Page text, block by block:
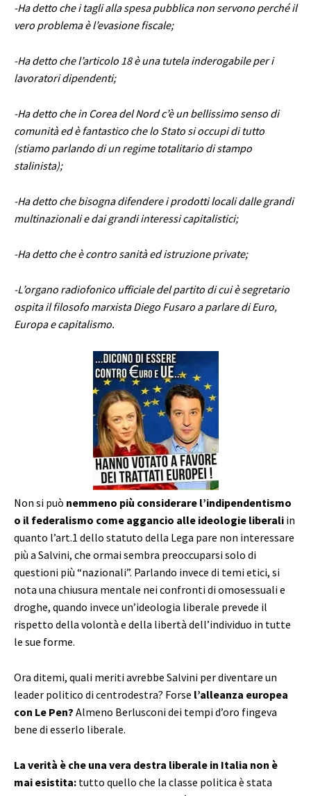
-Ha detto che i tagli alla spesa pubblica non servono perché il
vero problema è l’evasione fiscale;
-Ha detto che l’articolo 18 è una tutela inderogabile per i
lavoratori dipendenti;
-Ha detto che in Corea del Nord c’è un bellissimo senso di
comunità ed è fantastico che lo Stato si occupi di tutto
(stiamo parlando di un regime totalitario di stampo
stalinista);
-Ha detto che bisogna difendere i prodotti locali dalle grandi
multinazionali e dai grandi interessi capitalistici;
-Ha detto che è contro sanità ed istruzione private;
-L’organo radiofonico ufficiale del partito di cui è segretario
ospita il filosofo marxista Diego Fusaro a parlare di Euro,
Europa e capitalismo.
Non si può nemmeno più considerare l’indipendentismo
o il federalismo come aggancio alle ideologie liberali in
quanto l’art.1 dello statuto della Lega pare non interessare
più a Salvini, che ormai sembra preoccuparsi solo di
questioni più “nazionali”. Parlando invece di temi etici, si
nota una chiusura mentale nei confronti di omosessuali e
droghe, quando invece un’ideologia liberale prevede il
rispetto della volontà e della libertà dell’individuo in tutte
le sue forme.
Ora ditemi, quali meriti avrebbe Salvini per diventare un
leader politico di centrodestra? Forse l’alleanza europea
con Le Pen? Almeno Berlusconi dei tempi d’oro fingeva
bene di esserlo liberale.
La verità è che una vera destra liberale in Italia non è
mai esistita: tutto quello che la classe politica è stata